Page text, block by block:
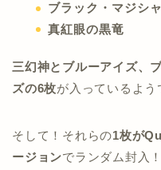
ブラック・マジシ
真紅眼の黒竜
三幻神とブルーアイズ、
ズの6枚が入っているよう
そして！それらの1枚が
ージョンでランダム封入！